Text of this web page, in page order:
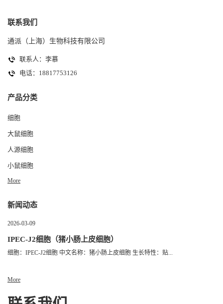
联系我们
通派（上海）生物科技有限公司
联系人：李慕
电话：18817753126
产品分类
细胞
大鼠细胞
人源细胞
小鼠细胞
More
新闻动态
2026-03-09
IPEC-J2细胞（猪小肠上皮细胞）
细胞：IPEC-J2细胞 中文名称：猪小肠上皮细胞 生长特性：贴...
More